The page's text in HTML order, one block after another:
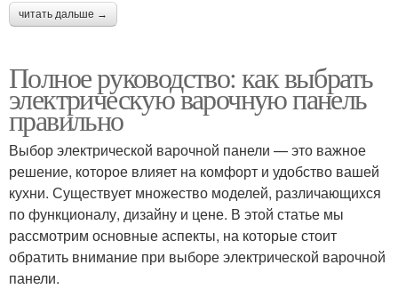
читать дальше →
Полное руководство: как выбрать
электрическую варочную панель
правильно
Выбор электрической варочной панели — это важное
решение, которое влияет на комфорт и удобство вашей
кухни. Существует множество моделей, различающихся
по функционалу, дизайну и цене. В этой статье мы
рассмотрим основные аспекты, на которые стоит
обратить внимание при выборе электрической варочной
панели.